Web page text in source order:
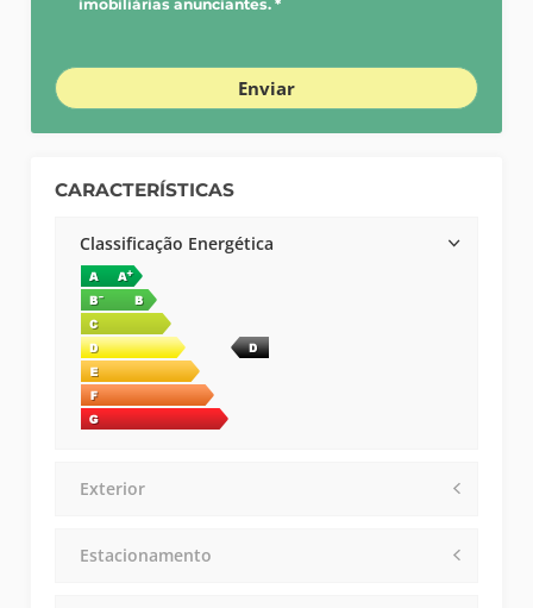
imobiliárias anunciantes. *
Enviar
CARACTERÍSTICAS
Classificação Energética
Exterior
Estacionamento